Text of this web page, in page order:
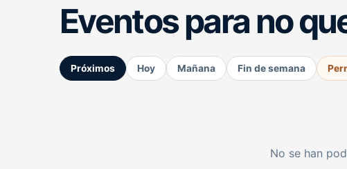
Eventos para no
Próximos Hoy Mañana Fin de semana
No se han